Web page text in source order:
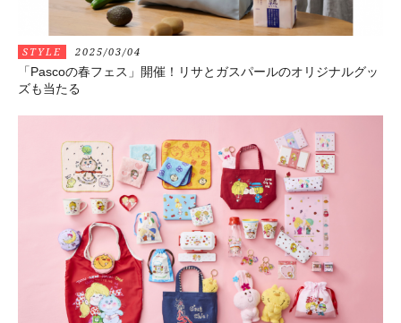
STYLE 2025/03/04
「Pascoの春フェス」開催！リサとガスパールのオリジナルグッ
ズも当たる